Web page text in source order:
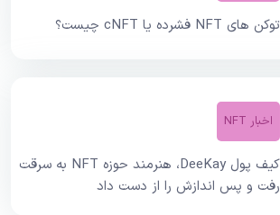
توکن های NFT فشرده یا cNFT چیست؟
اخبار NFT
کیف پول DeeKay، هنرمند حوزه NFT به سرقت
رفت و پس اندازش را از دست داد